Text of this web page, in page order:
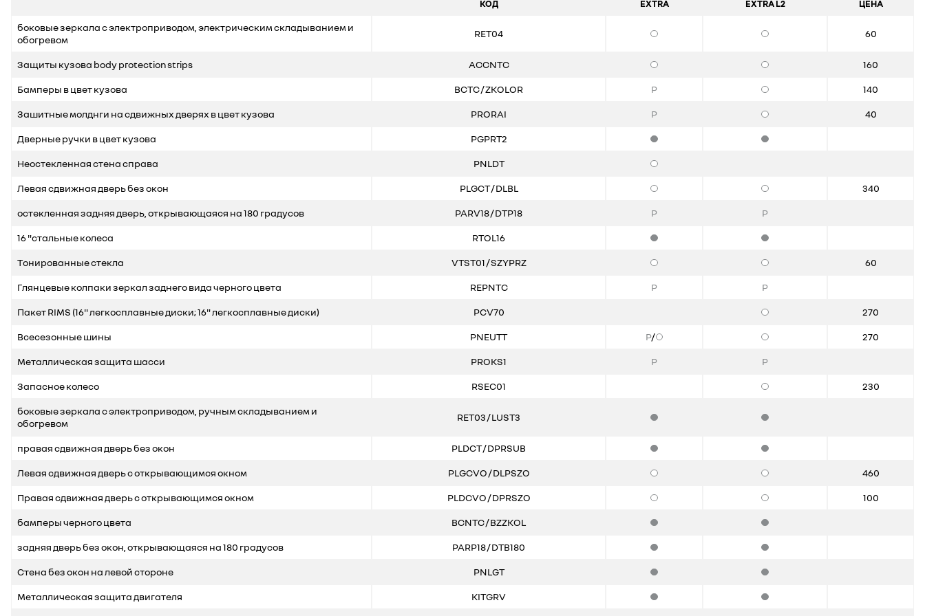
КОД EXTRA EXTRA L2 ЦЕНА
боковые зеркала с электроприводом, электрическим складыванием и
обогревом
RET04 Опции Опции 60
Защиты кузова body protection strips ACCNTC Опции Опции 160
Бамперы в цвет кузова BCTC / ZKOLOR P Опции 140
Зашитные молднги на сдвижных дверях в цвет кузова PRORAI P Опции 40
Дверные ручки в цвет кузова PGPRT2 Стандартная комплектация Стандартная комплектация
Неостекленная стена справа PNLDT Опции
Левая сдвижная дверь без окон PLGCT / DLBL Опции Опции 340
остекленная задняя дверь, открывающаяся на 180 градусов PARV18 / DTP18 P P
16 "стальные колеса RTOL16 Стандартная комплектация Стандартная комплектация
Tонированные стекла VTST01 / SZYPRZ Опции Опции 60
Глянцевые колпаки зеркал заднего вида черного цвета REPNTC P P
Пакет RIMS (16" легкосплавные диски; 16" легкосплавные диски) PCV70 Опции 270
Всесезонные шины PNEUTT P/ Опции 270
Металлическая защита шасси PROKS1 P P
Запасное колесо RSEC01 Опции 230
боковые зеркала с электроприводом, ручным складыванием и
обогревом
RET03 / LUST3 Стандартная комплектация Стандартная комплектация
правая сдвижная дверь без окон PLDCT / DPRSUB Стандартная комплектация Стандартная комплектация
Левая сдвижная дверь с открывающимся окном PLGCVO / DLPSZO Опции Опции 460
Правая сдвижная дверь с открывающимся окном PLDCVO / DPRSZO Опции Опции 100
бамперы черного цвета BCNTC / BZZKOL Стандартная комплектация Стандартная комплектация
задняя дверь без окон, открывающаяся на 180 градусов PARP18 / DTB180 Стандартная комплектация Стандартная комплектация
Стена без окон на левой стороне PNLGT Стандартная комплектация Стандартная комплектация
Металлическая защита двигателя KITGRV Стандартная комплектация Стандартная комплектация